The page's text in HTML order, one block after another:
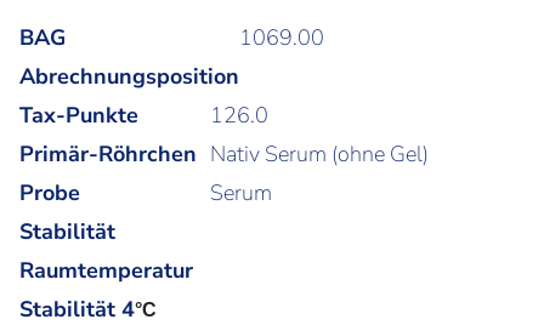
BAG
Abrechnungsposition
1069.00
Tax-Punkte
126.0
Primär-Röhrchen Nativ Serum (ohne Gel)
Probe
Serum
Stabilität
Raumtemperatur
Stabilität 4°C